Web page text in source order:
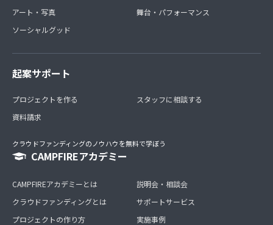
アート・写真
ソーシャルグッド
舞台・パフォーマンス
起案サポート
プロジェクトを作る
資料請求
スタッフに相談する
クラウドファンディングのノウハウを無料で学ぼう
CAMPFIREアカデミー
CAMPFIREアカデミーとは
クラウドファンディングとは
プロジェクトの作り方
説明会・相談会
サポートサービス
実施事例